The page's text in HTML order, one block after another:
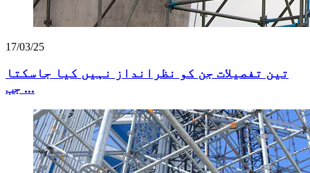
17/03/25
تین تفصیلات جن کو نظرانداز نہیں کیا جاسکتا
جب ...